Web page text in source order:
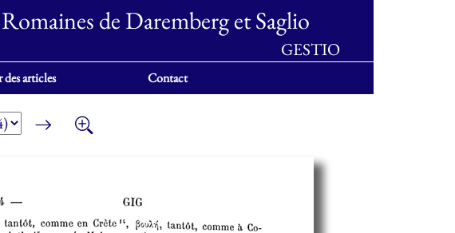
de Daremberg et Saglio
GESTIO
articles Contact